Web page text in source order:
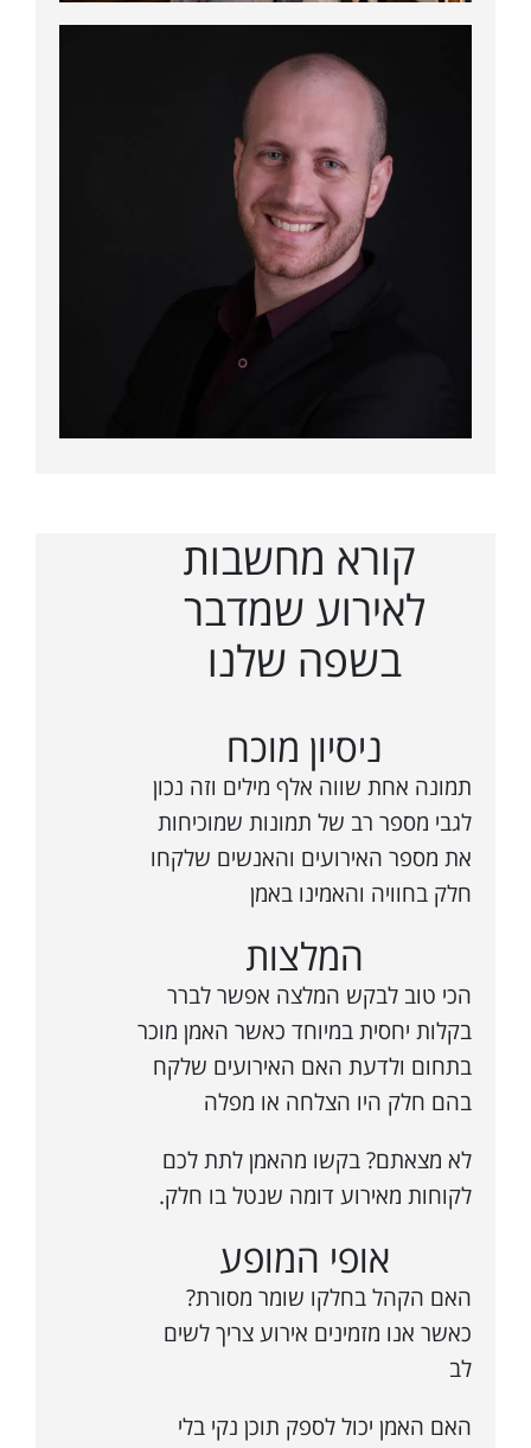
קורא מחשבות
לאירוע שמדבר
בשפה שלנו
ניסיון מוכח
תמונה אחת שווה אלף מילים וזה נכון
לגבי מספר רב של תמונות שמוכיחות
את מספר האירועים והאנשים שלקחו
חלק בחוויה והאמינו באמן
המלצות
הכי טוב לבקש המלצה אפשר לברר
בקלות יחסית במיוחד כאשר האמן מוכר
בתחום ולדעת האם האירועים שלקח
בהם חלק היו הצלחה או מפלה
לא מצאתם? בקשו מהאמן לתת לכם
לקוחות מאירוע דומה שנטל בו חלק.
אופי המופע
האם הקהל בחלקו שומר מסורת?
כאשר אנו מזמינים אירוע צריך לשים
לב
האם האמן יכול לספק תוכן נקי בלי